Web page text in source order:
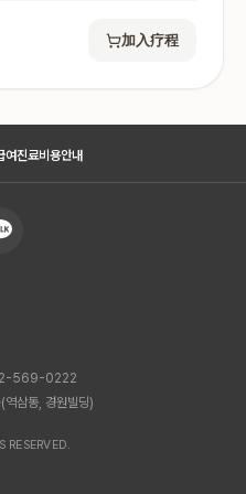
加入疗程
여진료비용안내
569-0222
삼동, 경원빌딩)